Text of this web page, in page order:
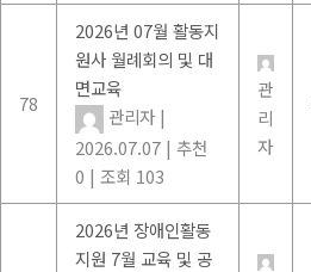
78
2026년 07월 활동지
원사 월례회의 및 대
면교육
관리자 |
2026.07.07 | 추천
0 | 조회 103
관
리
자
2026년 장애인활동
지원 7월 교육 및 공